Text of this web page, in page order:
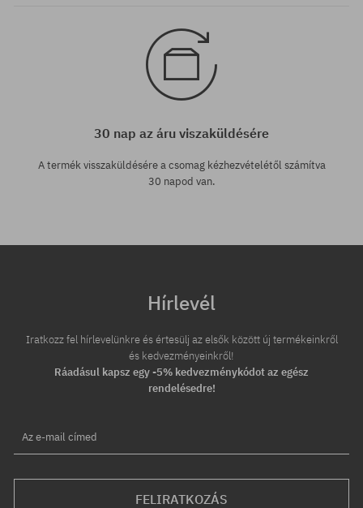
30 nap az áru viszaküldésére
A termék visszaküldésére a csomag kézhezvételétől számítva
30 napod van.
Hírlevél
Iratkozz fel hírlevelünkre és értesülj az elsők között új termékeinkről
és kedvezményeinkről!
Ráadásul kapsz egy -5% kedvezménykódot az egész
rendelésedre!
Az e-mail címed
FELIRATKOZÁS